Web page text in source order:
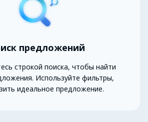
предложений
строкой поиска, чтобы найти
Используйте фильтры,
идеальное предложение.